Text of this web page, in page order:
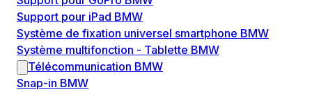
Support pour iPad BMW
Système de fixation universel smartphone BMW
Système multifonction - Tablette BMW
Télécommunication BMW
Snap-in BMW